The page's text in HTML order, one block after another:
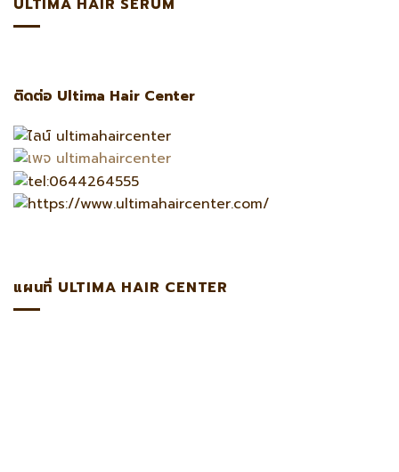
ULTIMA HAIR SERUM
ติดต่อ Ultima Hair Center
แผนที่ ULTIMA HAIR CENTER